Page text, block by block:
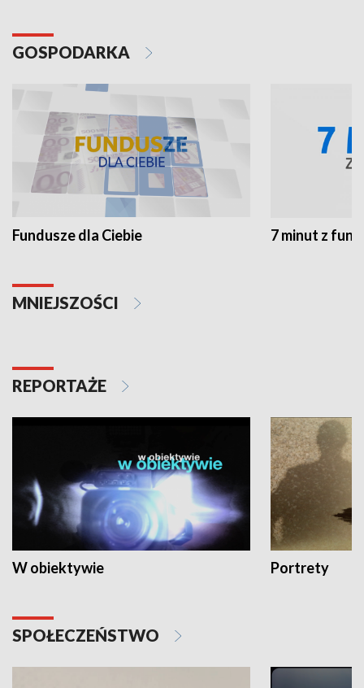
GOSPODARKA
Fundusze dla Ciebie 7 minut z
MNIEJSZOŚCI
REPORTAŻE
W obiektywie Portrety
SPOŁECZEŃSTWO